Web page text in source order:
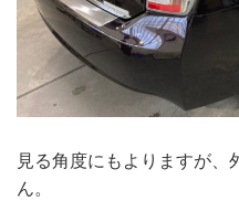
見る角度にもよりますが、
ん。